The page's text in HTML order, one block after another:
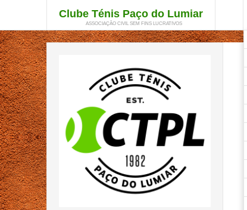
Clube Ténis Paço do Lumiar
ASSOCIAÇÃO CIVIL SEM FINS LUCRATIVOS